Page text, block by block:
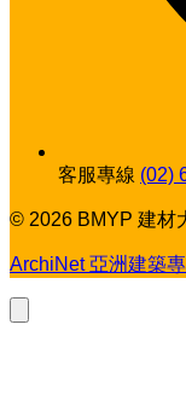
客服專線 (02)
© 2026 BMYP 建材
ArchiNet 亞洲建築